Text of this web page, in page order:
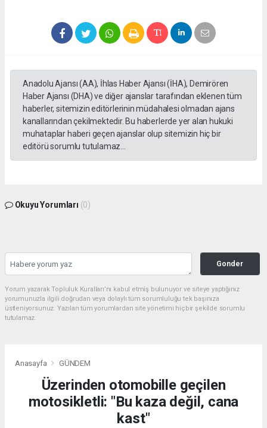
Anadolu Ajansı (AA), İhlas Haber Ajansı (İHA), Demirören
Haber Ajansı (DHA) ve diğer ajanslar tarafından eklenen tüm
haberler, sitemizin editörlerinin müdahalesi olmadan ajans
kanallarından çekilmektedir. Bu haberlerde yer alan hukuki
muhataplar haberi geçen ajanslar olup sitemizin hiç bir
editörü sorumlu tutulamaz...
Okuyu Yorumları (0)
Gonder
Yorum yazarak Topluluk Kuralları’nı kabul etmiş bulunuyor ve siteye yaptığınız
yorumunuzla ilgili doğrudan veya dolaylı tüm sorumluluğu tek başınıza
üstleniyorsunuz. Yazılan tüm yorumlardan site yönetimi hiçbir şekilde sorumlu
tutulamaz.
Anasayfa GÜNDEM
Üzerinden otomobille geçilen
motosikletli: "Bu kaza değil, cana
kast"